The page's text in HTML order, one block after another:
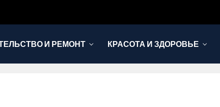
И РЕМОНТ КРАСОТА И ЗДОРОВЬЕ